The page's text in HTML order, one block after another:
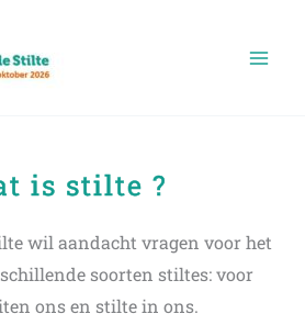
is stilte ?
wil aandacht vragen voor het
soorten stiltes: voor
ons en stilte in ons.